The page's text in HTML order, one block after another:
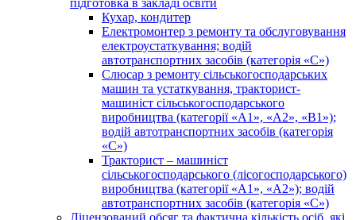
підготовка в закладі освіти
Кухар, кондитер
Електромонтер з ремонту та обслуговування
електроустаткування; водій
автотранспортних засобів (категорія «С»)
Слюсар з ремонту сільськогосподарських
машин та устаткування, тракторист-
машиніст сільськогосподарського
виробництва (категорії «А1», «А2», «В1»);
водій автотранспортних засобів (категорія
«С»)
Тракторист – машиніст
сільськогосподарського (лісогосподарського)
виробництва (категорії «А1», «А2»); водій
автотранспортних засобів (категорія «С»)
Ліцензований обсяг та фактична кількість осіб, які